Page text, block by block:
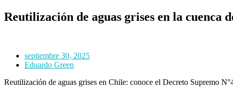
Reutilización de aguas grises en la cuenca
septiembre 30, 2025
Eduardo Green
Reutilización de aguas grises en Chile: conoce el Decreto Supremo